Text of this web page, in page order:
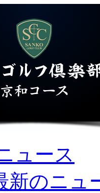
ュース
新のニュ